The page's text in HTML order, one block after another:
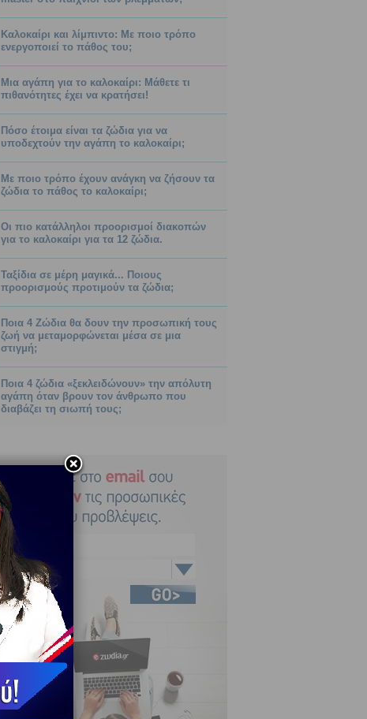
Καλοκαίρι και λίμπιντο: Με ποιο τρόπο
ενεργοποιεί το πάθος του;
Μια αγάπη για το καλοκαίρι: Μάθετε τι
πιθανότητες έχει να κρατήσει!
Πόσο έτοιμα είναι τα ζώδια για να
υποδεχτούν την αγάπη το καλοκαίρι;
Με ποιο τρόπο έχουν ανάγκη να ζήσουν τα
ζώδια το πάθος το καλοκαίρι;
Οι πιο κατάλληλοι προορισμοί διακοπών
για το καλοκαίρι για τα 12 ζώδια.
Ταξίδια σε μέρη μαγικά... Ποιους
προορισμούς προτιμούν τα ζώδια;
Ποια 4 Ζώδια θα δουν την προσωπική τους
ζωή να μεταμορφώνεται μέσα σε μια
στιγμή;
Ποια 4 ζώδια «ξεκλειδώνουν» την απόλυτη
αγάπη όταν βρουν τον άνθρωπο που
διαβάζει τη σιωπή τους;
Κριός